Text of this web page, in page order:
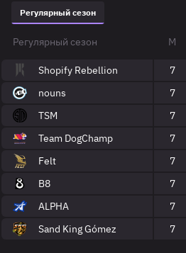
Регулярный сезон
Регулярный сезон М
Shopify Rebellion 7
nouns
7
TSM
7
Team DogChamp
7
Felt
7
B8
7
ALPHA
7
Sand King Gómez
7